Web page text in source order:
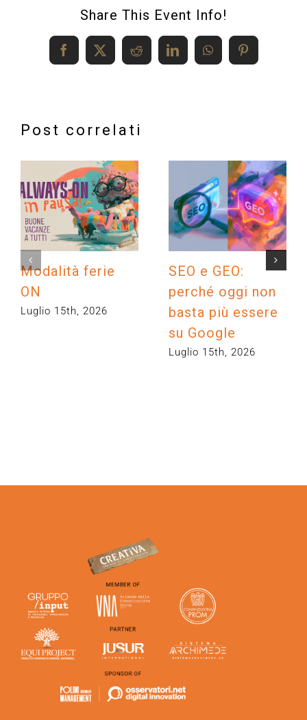
Share This Event Info!
Facebook
X RedditLinkedInWhatsAppPinterest
Post correlati
Modalità ferie
ON
Luglio 15th, 2026
SEO e GEO:
perché oggi non
basta più essere
su Google
Luglio 15th, 2026